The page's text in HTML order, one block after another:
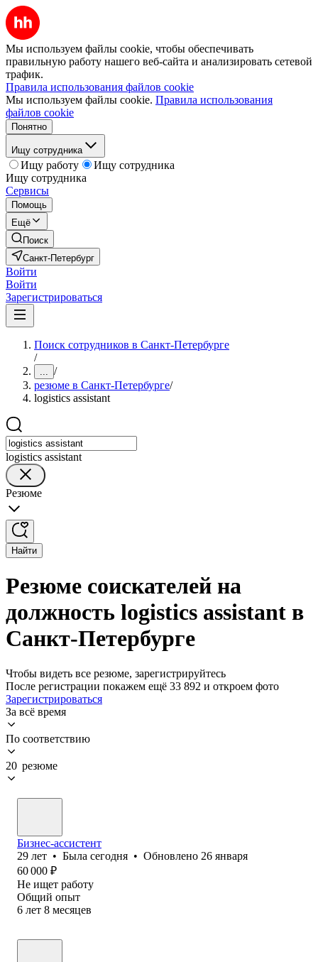
Мы используем файлы cookie, чтобы обеспечивать
правильную работу нашего веб-сайта и анализировать сетевой
трафик.
Правила использования файлов cookie
Мы используем файлы cookie. Правила использования
файлов cookie
Понятно
Ищу сотрудника
Ищу работу
Ищу сотрудника
Ищу сотрудника
Сервисы
Помощь
Ещё
Поиск
Санкт-Петербург
Войти
Войти
Зарегистрироваться
Поиск сотрудников в Санкт-Петербурге
/
... /
резюме в Санкт-Петербурге/
logistics assistant
logistics assistant
Резюме
Найти
Резюме соискателей на
должность logistics assistant в
Санкт-Петербурге
Чтобы видеть все резюме, зарегистрируйтесь
После регистрации покажем ещё 33 892 и откроем фото
Зарегистрироваться
За всё время
По соответствию
20 резюме
Бизнес-ассистент
29 лет • Была сегодня • Обновлено 26 января
60 000 ₽
Не ищет работу
Общий опыт
6 лет 8 месяцев